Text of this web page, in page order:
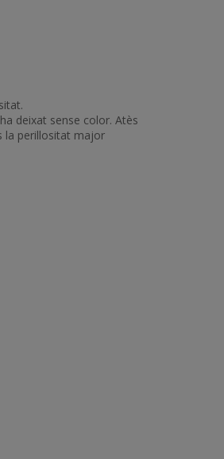
deixat sense color. Atès
la perillositat major